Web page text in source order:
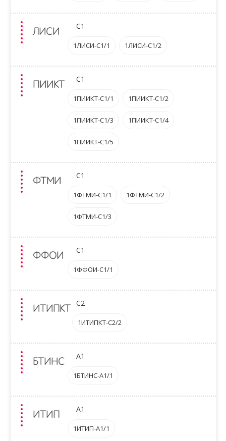
ЛИСИ
C1
1ЛИСИ-C1/1 1ЛИСИ-C1/2
ПИИКТ
C1
1ПИИКТ-C1/1 1ПИИКТ-C1/2
1ПИИКТ-C1/3 1ПИИКТ-C1/4
1ПИИКТ-C1/5
ФТМИ
C1
1ФТМИ-C1/1 1ФТМИ-C1/2
1ФТМИ-C1/3
ФФОИ
C1
1ФФОИ-C1/1
ИТИПКТ
C2
1ИТИПКТ-C2/2
БТИНС
A1
1БТИНС-A1/1
ИТИП
A1
1ИТИП-A1/1